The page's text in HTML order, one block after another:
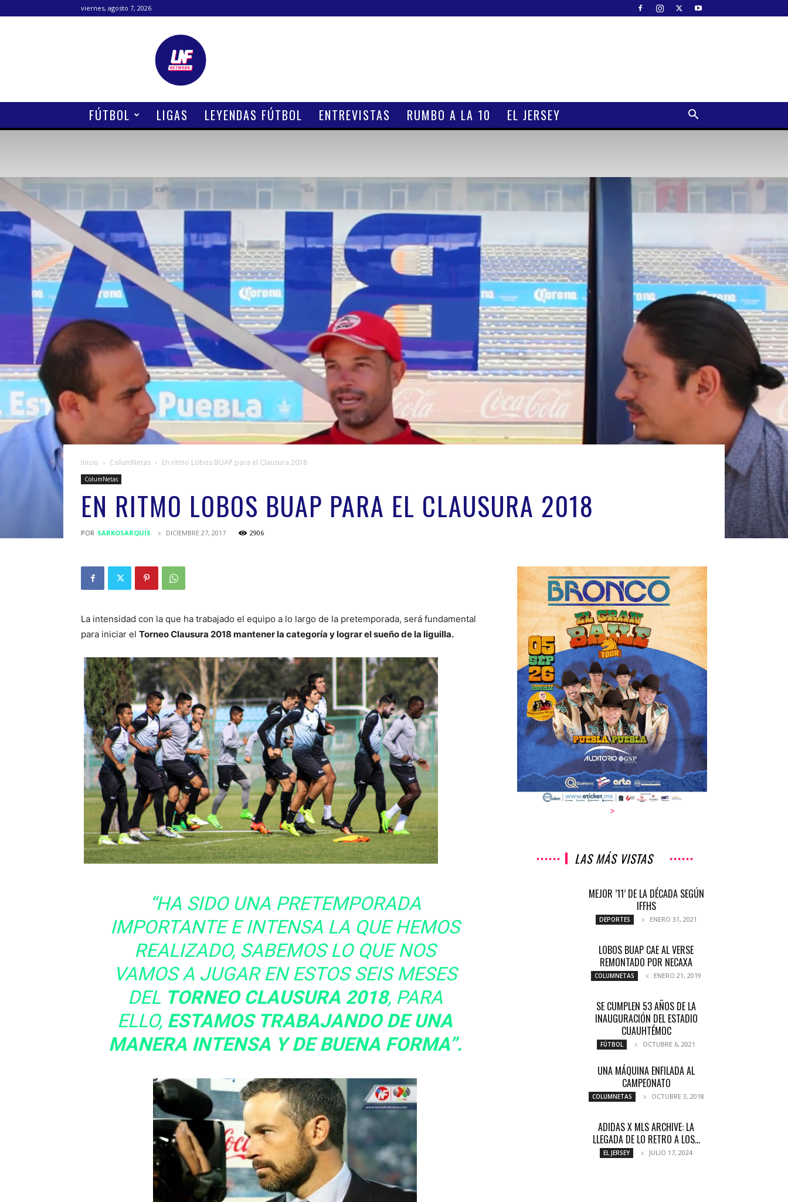
viernes, agosto 7, 2026
Lanetafutbolera
FÚTBOL LIGAS LEYENDAS FÚTBOL ENTREVISTAS RUMBO A LA 10 EL JERSEY
Inicio ColumNetas En ritmo Lobos BUAP para el Clausura 2018
ColumNetas
EN RITMO LOBOS BUAP PARA EL CLAUSURA 2018
POR SARKOSARQUIS DICIEMBRE 27, 2017 2906
La intensidad con la que ha trabajado el equipo a lo largo de la pretemporada, será fundamental
para iniciar el Torneo Clausura 2018 mantener la categoría y lograr el sueño de la liguilla.
“HA SIDO UNA PRETEMPORADA
IMPORTANTE E INTENSA LA QUE HEMOS
REALIZADO, SABEMOS LO QUE NOS
VAMOS A JUGAR EN ESTOS SEIS MESES
DEL TORNEO CLAUSURA 2018, PARA
ELLO, ESTAMOS TRABAJANDO DE UNA
MANERA INTENSA Y DE BUENA FORMA”.
>
LAS MÁS VISTAS
MEJOR ’11’ DE LA DÉCADA SEGÚN
IFFHS
DEPORTES ENERO 31, 2021
LOBOS BUAP CAE AL VERSE
REMONTADO POR NECAXA
COLUMNETAS ENERO 21, 2019
SE CUMPLEN 53 AÑOS DE LA
INAUGURACIÓN DEL ESTADIO
CUAUHTÉMOC
FÚTBOL OCTUBRE 6, 2021
UNA MÁQUINA ENFILADA AL
CAMPEONATO
COLUMNETAS OCTUBRE 3, 2018
ADIDAS X MLS ARCHIVE: LA
LLEGADA DE LO RETRO A LOS...
EL JERSEY JULIO 17, 2024